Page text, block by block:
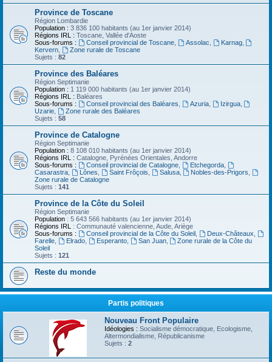
Province de Toscane
Région Lombardie
Population : 3 836 100 habitants (au 1er janvier 2014)
Régions IRL : Toscane, Vallée d'Aoste
Sous-forums :
Conseil provincial de Toscane, Assolac Karnag,
Kervern
Zone rurale de Toscane
Sujets : 82
Province des Baléares
Région Septimanie
Population : 1 119 000 habitants (au 1er janvier 2014)
Régions IRL : Baléares
Sous-forums :
Conseil provincial des Baléares Azuria, Izirgua,
Uzarie
Zone rurale des Baléares
Sujets : 58
Province de Catalogne
Région Septimanie
Population : 8 108 010 habitants (au 1er janvier 2014)
Régions IRL : Catalogne, Pyrénées Orientales, Andorre
Sous-forums :
Conseil provincial de Catalogne, Etchegorda,
Casarastra
Lônes Saint Frôçois Salusa, Nobles-des-Prigors
Zone rurale de Catalogne
Sujets : 141
Province de la Côte du Soleil
Région Septimanie
Population : 5 643 566 habitants (au 1er janvier 2014)
Régions IRL
: Communauté valencienne, Aude, Ariège
Sous-forums :
Conseil provincial de la Côte du Soleil, Deux-Châteaux
Farelle
Elrado, Esperanto, San Juan,
Zone rurale de la Côte du
Soleil
Sujets : 121
Reste du monde
Partis politiques
Nouveau Front Populaire
Idéologies : Socialisme démocratique, Ecologisme,
Altermondialisme, Républicanisme
Sujets : 2